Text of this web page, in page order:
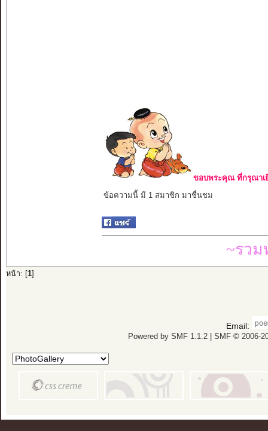
ขอบพระคุณ ที่กรุณาเ
ข้อความนี้ มี 1 สมาชิก มาชื่นชม
~รวม
หน้า: [ 1]
Email:
Powered by SMF 1.1.2| SMF © 2006-